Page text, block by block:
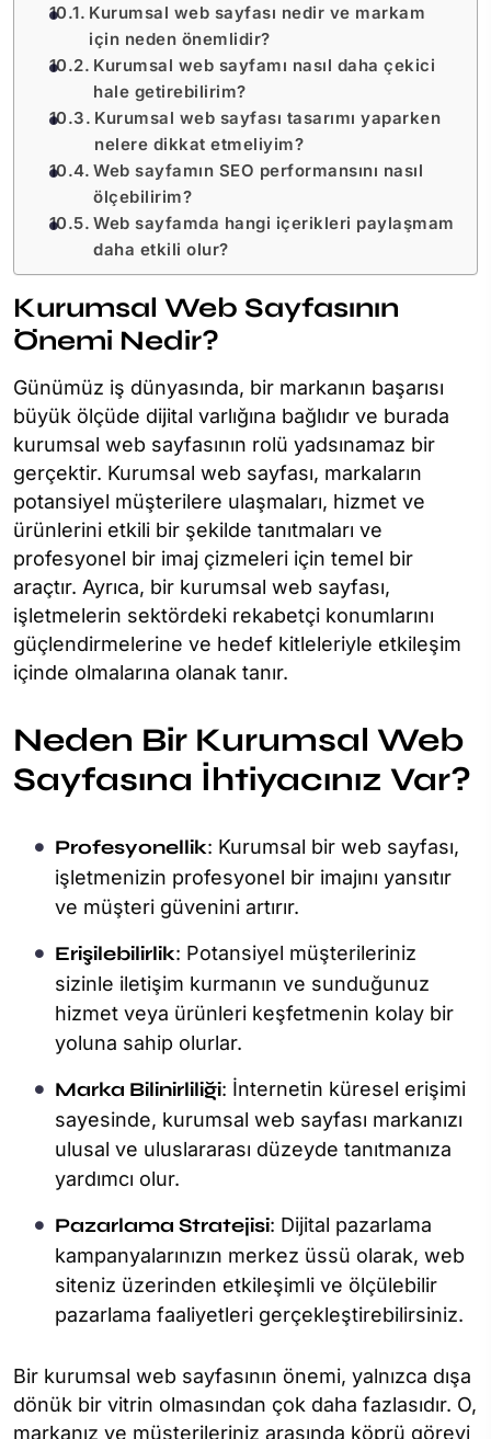
Kurumsal web sayfası nedir ve markam
için neden önemlidir?
Kurumsal web sayfamı nasıl daha çekici
hale getirebilirim?
Kurumsal web sayfası tasarımı yaparken
nelere dikkat etmeliyim?
Web sayfamın SEO performansını nasıl
ölçebilirim?
Web sayfamda hangi içerikleri paylaşmam
daha etkili olur?
Kurumsal Web Sayfasının
Önemi Nedir?
Günümüz iş dünyasında, bir markanın başarısı
büyük ölçüde dijital varlığına bağlıdır ve burada
kurumsal web sayfasının rolü yadsınamaz bir
gerçektir. Kurumsal web sayfası, markaların
potansiyel müşterilere ulaşmaları, hizmet ve
ürünlerini etkili bir şekilde tanıtmaları ve
profesyonel bir imaj çizmeleri için temel bir
araçtır. Ayrıca, bir kurumsal web sayfası,
işletmelerin sektördeki rekabetçi konumlarını
güçlendirmelerine ve hedef kitleleriyle etkileşim
içinde olmalarına olanak tanır.
Neden Bir Kurumsal Web
Sayfasına İhtiyacınız Var?
Profesyonellik: Kurumsal bir web sayfası,
işletmenizin profesyonel bir imajını yansıtır
ve müşteri güvenini artırır.
Erişilebilirlik: Potansiyel müşterileriniz
sizinle iletişim kurmanın ve sunduğunuz
hizmet veya ürünleri keşfetmenin kolay bir
yoluna sahip olurlar.
Marka Bilinirliliği: İnternetin küresel erişimi
sayesinde, kurumsal web sayfası markanızı
ulusal ve uluslararası düzeyde tanıtmanıza
yardımcı olur.
Pazarlama Stratejisi: Dijital pazarlama
kampanyalarınızın merkez üssü olarak, web
siteniz üzerinden etkileşimli ve ölçülebilir
pazarlama faaliyetleri gerçekleştirebilirsiniz.
Bir kurumsal web sayfasının önemi, yalnızca dışa
dönük bir vitrin olmasından çok daha fazlasıdır. O,
markanız ve müşterileriniz arasında köprü görevi